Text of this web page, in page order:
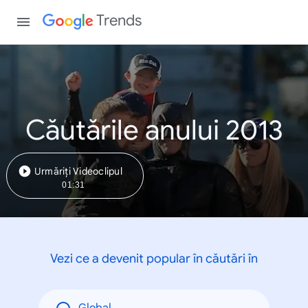
Trends
Căutările anului 2013
Urmăriți Videoclipul
01:31
Vezi ce a devenit popular în căutări în